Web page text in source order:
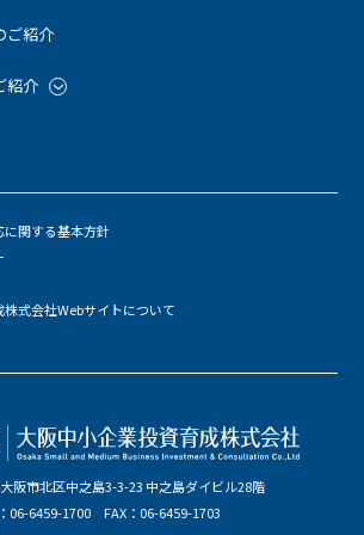
ご紹介
紹介
阪市北区中之島3-3-23 中之島ダイビル28階
06-6459-1700 FAX：06-6459-1703
に関する基本方針
式会社Webサイトについて